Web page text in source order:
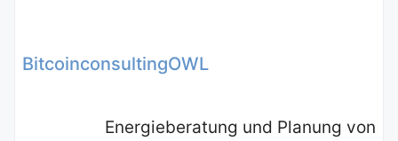
BitcoinconsultingOWL
Energieberatung und Planung von